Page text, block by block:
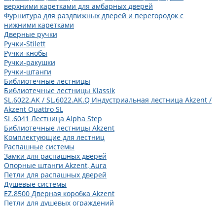
верхними каретками для амбарных дверей
Фурнитура для раздвижных дверей и перегородок с
нижними каретками
Дверные ручки
Ручки-Stilett
Ручки-кнобы
Ручки-ракушки
Ручки-штанги
Библиотечные лестницы
Библиотечные лестницы Klassik
SL.6022.AK / SL.6022.AK.Q Индустриальная лестница Akzent /
Akzent Quattro SL
SL.6041 Лестница Alpha Step
Библиотечные лестницы Akzent
Комплектующие для лестниц
Распашные системы
Замки для распашных дверей
Опорные штанги Akzent, Aura
Петли для распашных дверей
Душевые системы
EZ.8500 Дверная коробка Akzent
Петли для душевых ограждений